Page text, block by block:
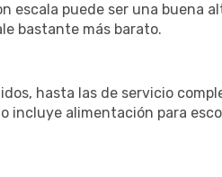
escala puede ser una buena
bastante más barato.
hasta las de servicio
incluye alimentación para